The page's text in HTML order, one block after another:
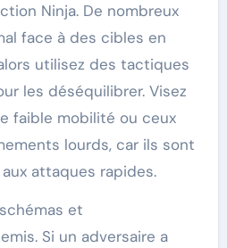
Ninja. De nombreux
face à des cibles en
utilisez des tactiques
les déséquilibrer. Visez
faible mobilité ou ceux
lourds, car ils sont
attaques rapides.
et
Si un adversaire a